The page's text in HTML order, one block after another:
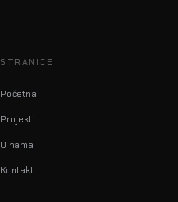
STRANICE
Početna
Projekti
O nama
Kontakt